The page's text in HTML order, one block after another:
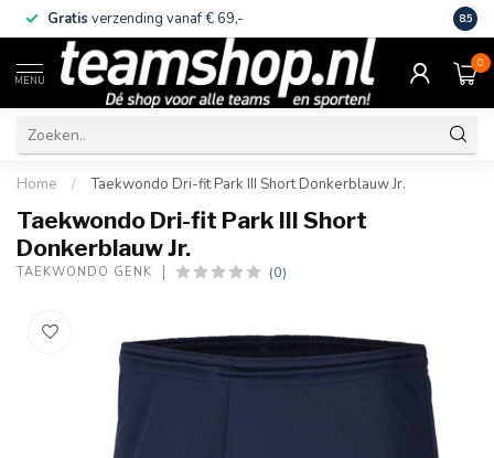
Gratis verzending vanaf € 69,- Eigen
8.5
MENU
0
Home / Taekwondo Dri-fit Park III Short Donkerblauw Jr.
Taekwondo Dri-fit Park III Short
Donkerblauw Jr.
TAEKWONDO GENK (0)